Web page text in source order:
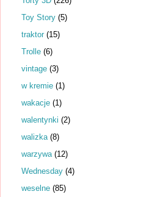
Toy Story (5)
traktor (15)
Trolle (6)
vintage (3)
w kremie (1)
wakacje (1)
walentynki (2)
walizka (8)
warzywa (12)
Wednesday (4)
weselne (85)